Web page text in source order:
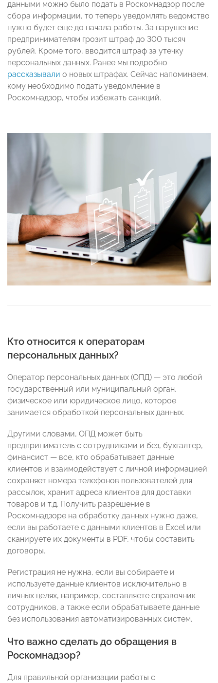
данными можно было подать в Роскомнадзор после
сбора информации, то теперь уведомлять ведомство
нужно будет еще до начала работы. За нарушение
предпринимателям грозит штраф до 300 тысяч
рублей. Кроме того, вводится штраф за утечку
персональных данных. Ранее мы подробно
рассказывали о новых штрафах. Сейчас напоминаем,
кому необходимо подать уведомление в
Роскомнадзор, чтобы избежать санкций.
Кто относится к операторам
персональных данных?
Оператор персональных данных (ОПД) — это любой
государственный или муниципальный орган,
физическое или юридическое лицо, которое
занимается обработкой персональных данных.
Другими словами, ОПД может быть
предприниматель с сотрудниками и без, бухгалтер,
финансист — все, кто обрабатывает данные
клиентов и взаимодействует с личной информацией:
сохраняет номера телефонов пользователей для
рассылок, хранит адреса клиентов для доставки
товаров и т.д. Получить разрешение в
Роскомнадзоре на обработку данных нужно даже,
если вы работаете с данными клиентов в Excel или
сканируете их документы в PDF, чтобы составить
договоры.
Регистрация не нужна, если вы собираете и
используете данные клиентов исключительно в
личных целях, например, составляете справочник
сотрудников, а также если обрабатываете данные
без использования автоматизированных систем.
Что важно сделать до обращения в
Роскомнадзор?
Для правильной организации работы с